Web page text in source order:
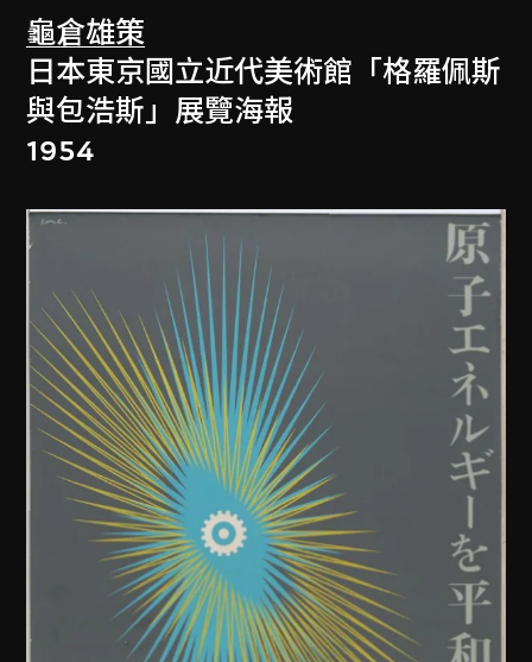
龜倉雄策
日本東京國立近代美術館「格羅佩斯
與包浩斯」展覽海報
1954